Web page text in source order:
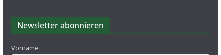
Newsletter abonnieren
Vorname